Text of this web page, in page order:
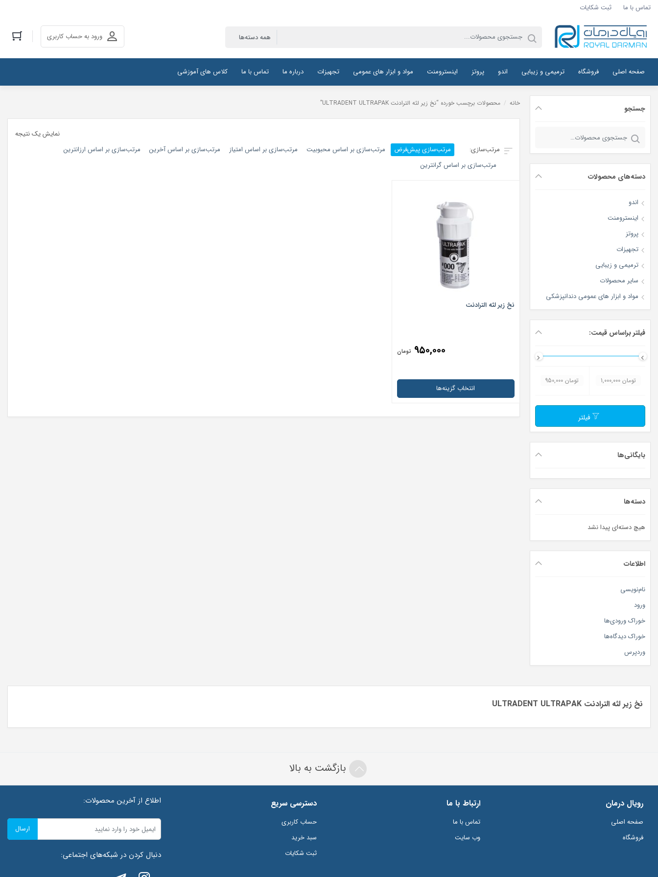
تماس با ما ثبت شکایات
ورود به حساب کاربری
صفحه اصلی فروشگاه ترمیمی و زیبایی اندو پروتز اینسترومنت مواد و ابزار های عمومی تجهیزات درباره ما تماس با ما کلاس های آموزشی
جستجو
جستجو
دسته‌های محصولات
اندو
اینسترومنت
پروتز
تجهیزات
ترمیمی و زیبایی
سایر محصولات
مواد و ابزار های عمومی دندانپزشکی
فیلتر براساس قیمت:
950,000 تومان 1,000,000 تومان
فیلتر
بایگانی‌ها
دسته‌ها
هیچ دسته‌ای پیدا نشد
اطلاعات
نام‌نویسی
ورود
خوراک ورودی‌ها
خوراک دیدگاه‌ها
وردپرس
خانه / محصولات برچسب خورده “نخ زیر لثه الترادنت ULTRADENT ULTRAPAK”
نمایش یک نتیجه
مرتب‌سازی پیش‌فرض
مرتب‌سازی بر اساس محبوبیت مرتب‌سازی بر اساس امتیاز مرتب‌سازی بر اساس آخرین
مرتب‌سازی بر اساس ارزانترین
مرتب‌سازی بر اساس گرانترین
نخ زیر لثه الترادنت
۹۵۰,۰۰۰ تومان
انتخاب گزینه‌ها
نخ زیر لثه الترادنت ULTRADENT ULTRAPAK
بازگشت به بالا
رویال درمان
صفحه اصلی
فروشگاه
ارتباط با ما
تماس با ما
وب سایت
دسترسی سریع
حساب کاربری
سبد خرید
ثبت شکایات
اطلاع از آخرین محصولات:
ارسال
دنبال کردن در شبکه‌های اجتماعی: